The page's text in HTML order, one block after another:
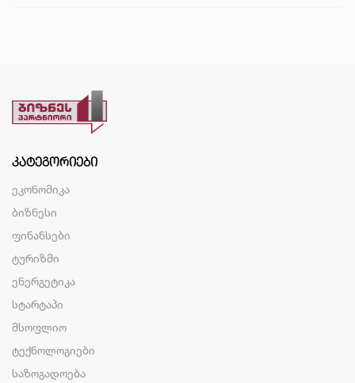
ᲙᲐᲢᲔᲒᲝᲠᲘᲔᲑᲘ
ეკონომიკა
ბიზნესი
ფინანსები
ტურიზმი
ენერგეტიკა
სტარტაპი
მსოფლიო
ტექნოლოგიები
საზოგადოება